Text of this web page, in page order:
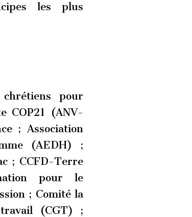
les plus
pour
COP21 (ANV-
; Association
(AEDH) ;
; CCFD-Terre
pour le
; Comité la
(CGT) ;